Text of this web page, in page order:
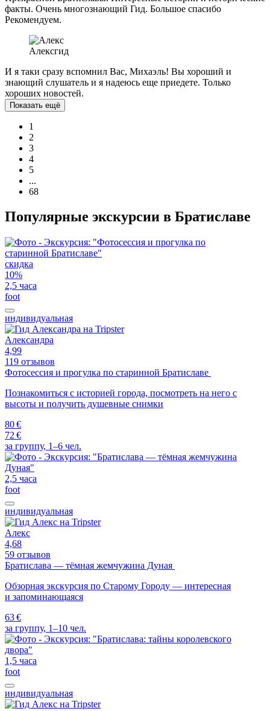
факты. Очень многознающий Гид. Большое спасибо
Рекомендуем.
Алексгид
И я таки сразу вспомнил Вас, Михаэль! Вы хороший и
знающий слушатель и я надеюсь еще приедете. Только
хороших новостей.
Показать ещё
1
2
3
4
5
...
68
Популярные экскурсии в Братиславе
скидка
10%
2,5 часа
foot
индивидуальная
Александра
4,99
119 отзывов
Фотосессия и прогулка по старинной Братиславе
Познакомиться с историей города, посмотреть на него с
высоты и получить душевные снимки
80 €
72 €
за группу, 1–6 чел.
2,5 часа
foot
индивидуальная
Алекс
4,68
59 отзывов
Братислава — тёмная жемчужина Дуная
Обзорная экскурсия по Старому Городу — интересная
и запоминающаяся
63 €
за группу, 1–10 чел.
1,5 часа
foot
индивидуальная